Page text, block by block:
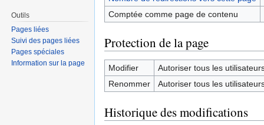
Comptée comme page de contenu
Protection de la page
Modifier
Autoriser tous les
Renommer
Autoriser tous les
Historique des modifications
Outils
Pages liées
Suivi des pages liées
Pages spéciales
Information sur la page